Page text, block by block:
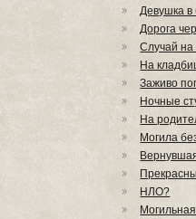
Девушка в
Дорога
Случай
На
Заживо
Ночные
На
Могила
НЛО?